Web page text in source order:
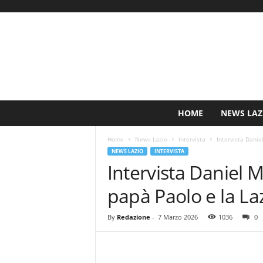
HOME NEWS
Home News Lazio Intervista Intervista
NEWS LAZIO INTERVISTA
Intervista Daniel
papà Paolo e la
By Redazione - 7 Marzo 2026 1036 0